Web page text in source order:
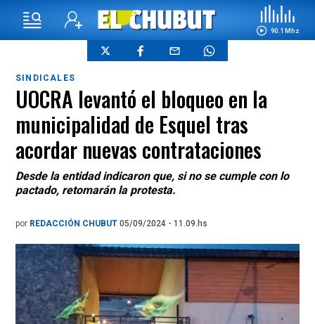
90.1 Mhz
SINDICALES
UOCRA levantó el bloqueo en la
municipalidad de Esquel tras
acordar nuevas contrataciones
Desde la entidad indicaron que, si no se cumple con lo
pactado, retomarán la protesta.
por REDACCIÓN CHUBUT 05/09/2024 - 11.09.hs